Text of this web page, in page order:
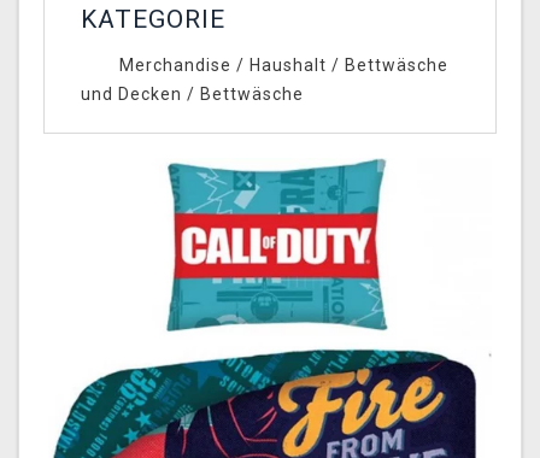
KATEGORIE
Merchandise / Haushalt / Bettwäsche
und Decken / Bettwäsche